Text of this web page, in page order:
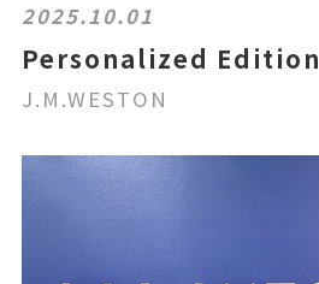
2025.10.01
Personalized Edition
J.M.WESTON